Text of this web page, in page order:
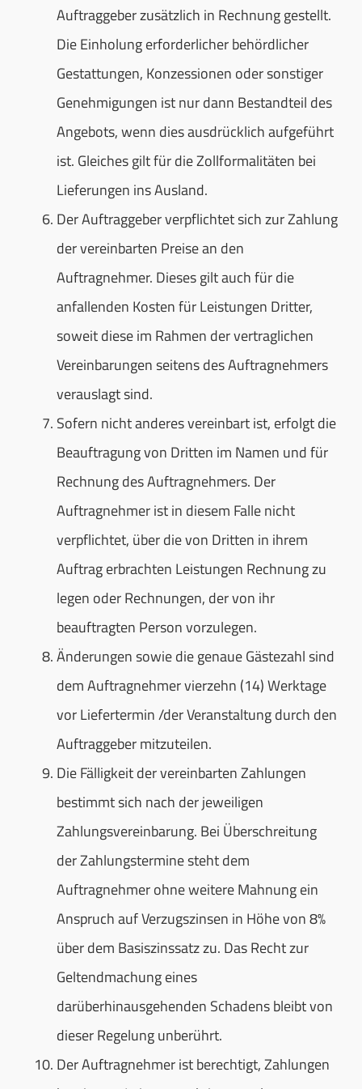
Auftraggeber zusätzlich in Rechnung gestellt.
Die Einholung erforderlicher behördlicher
Gestattungen, Konzessionen oder sonstiger
Genehmigungen ist nur dann Bestandteil des
Angebots, wenn dies ausdrücklich aufgeführt
ist. Gleiches gilt für die Zollformalitäten bei
Lieferungen ins Ausland.
Der Auftraggeber verpflichtet sich zur Zahlung
der vereinbarten Preise an den
Auftragnehmer. Dieses gilt auch für die
anfallenden Kosten für Leistungen Dritter,
soweit diese im Rahmen der vertraglichen
Vereinbarungen seitens des Auftragnehmers
verauslagt sind.
Sofern nicht anderes vereinbart ist, erfolgt die
Beauftragung von Dritten im Namen und für
Rechnung des Auftragnehmers. Der
Auftragnehmer ist in diesem Falle nicht
verpflichtet, über die von Dritten in ihrem
Auftrag erbrachten Leistungen Rechnung zu
legen oder Rechnungen, der von ihr
beauftragten Person vorzulegen.
Änderungen sowie die genaue Gästezahl sind
dem Auftragnehmer vierzehn (14) Werktage
vor Liefertermin /der Veranstaltung durch den
Auftraggeber mitzuteilen.
Die Fälligkeit der vereinbarten Zahlungen
bestimmt sich nach der jeweiligen
Zahlungsvereinbarung. Bei Überschreitung
der Zahlungstermine steht dem
Auftragnehmer ohne weitere Mahnung ein
Anspruch auf Verzugszinsen in Höhe von 8%
über dem Basiszinssatz zu. Das Recht zur
Geltendmachung eines
darüberhinausgehenden Schadens bleibt von
dieser Regelung unberührt.
Der Auftragnehmer ist berechtigt, Zahlungen